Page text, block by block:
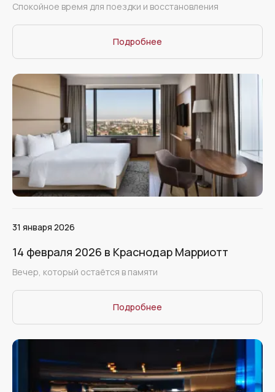
Спокойное время для поездки и восстановления
Подробнее
31 января 2026
14 февраля 2026 в Краснодар Марриотт
Вечер, который остаётся в памяти
Подробнее